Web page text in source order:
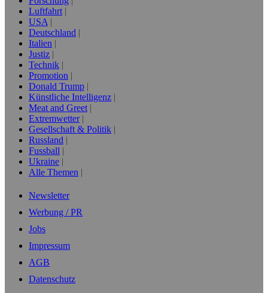
Luftfahrt
USA
Deutschland
Italien
Justiz
Technik
Promotion
Donald Trump
Künstliche Intelligenz
Meat and Greet
Extremwetter
Gesellschaft & Politik
Russland
Fussball
Ukraine
Alle Themen
Newsletter
Werbung / PR
Jobs
Impressum
AGB
Datenschutz